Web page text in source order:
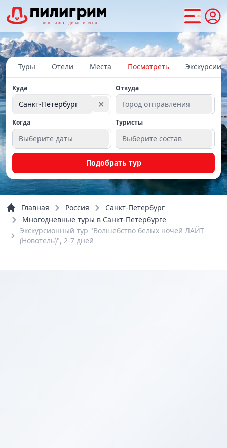
Туры Отели Места Посмотреть Экскурсии
Куда
Санкт-Петербург ✕
Откуда
Город отправления
Когда
Выберите даты
Туристы
Выберите состав
Подобрать тур
Главная Россия
Санкт-Петербург
Многодневные туры в Санкт-Петербурге
Экскурсионный тур "Волшебство белых ночей ЛАЙТ
(Новотель)", 2-7 дней